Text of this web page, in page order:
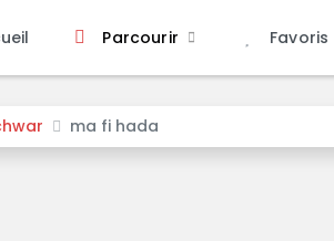
Parcourir Favoris
ma fi hada